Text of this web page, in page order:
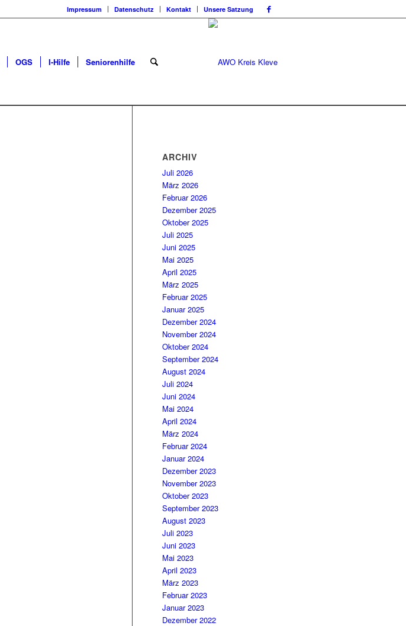
Impressum Datenschutz Kontakt Unsere Satzung
OGS I-Hilfe Seniorenhilfe
ARCHIV
Juli 2026
März 2026
Februar 2026
Dezember 2025
Oktober 2025
Juli 2025
Juni 2025
Mai 2025
April 2025
März 2025
Februar 2025
Januar 2025
Dezember 2024
November 2024
Oktober 2024
September 2024
August 2024
Juli 2024
Juni 2024
Mai 2024
April 2024
März 2024
Februar 2024
Januar 2024
Dezember 2023
November 2023
Oktober 2023
September 2023
August 2023
Juli 2023
Juni 2023
Mai 2023
April 2023
März 2023
Februar 2023
Januar 2023
Dezember 2022